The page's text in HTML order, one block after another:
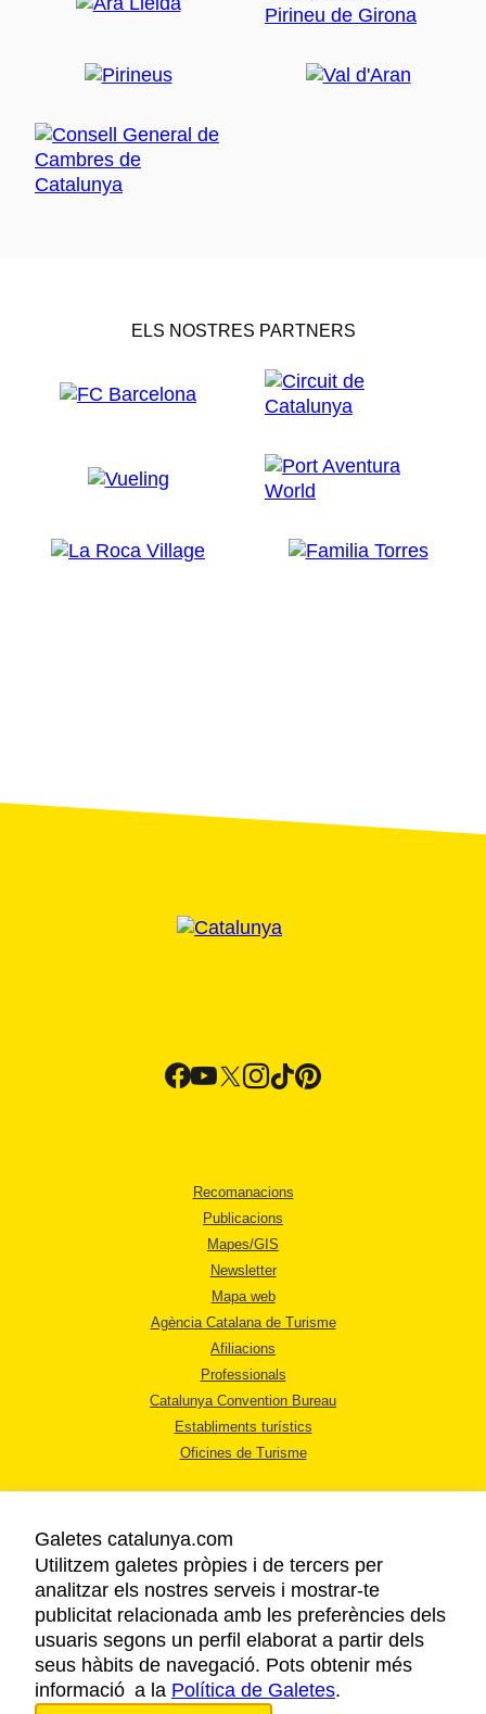
ELS NOSTRES PARTNERS
Recomanacions
Publicacions
Mapes/GIS
Newsletter
Mapa web
Agència Catalana de Turisme
Afiliacions
Professionals
Catalunya Convention Bureau
Establiments turístics
Oficines de Turisme
AVÍS LEGAL
POLÍTICA DE PRIVACITAT
COOKIES
ACCESSIBILITAT
Galetes catalunya.com
Utilitzem galetes pròpies i de tercers per
analitzar els nostres serveis i mostrar-te
publicitat relacionada amb les preferències dels
usuaris segons un perfil elaborat a partir dels
seus hàbits de navegació. Pots obtenir més
informació a la Política de Galetes.